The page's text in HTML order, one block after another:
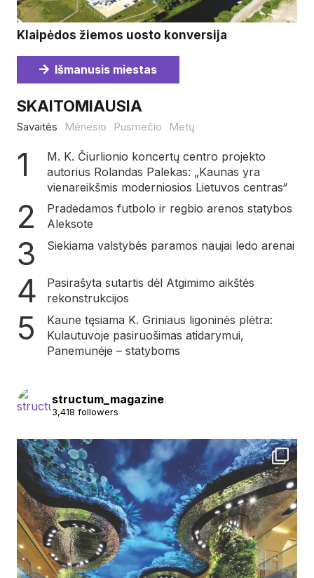
Klaipėdos žiemos uosto konversija
Išmanusis miestas
SKAITOMIAUSIA
Savaitės Mėnesio Pusmečio Metų
M. K. Čiurlionio koncertų centro projekto
autorius Rolandas Palekas: „Kaunas yra
vienareikšmis moderniosios Lietuvos centras“
Pradedamos futbolo ir regbio arenos statybos
Aleksote
Siekiama valstybės paramos naujai ledo arenai
Pasirašyta sutartis dėl Atgimimo aikštės
rekonstrukcijos
Kaune tęsiama K. Griniaus ligoninės plėtra:
Kulautuvoje pasiruošimas atidarymui,
Panemunėje – statyboms
structum_magazine
3,418 followers